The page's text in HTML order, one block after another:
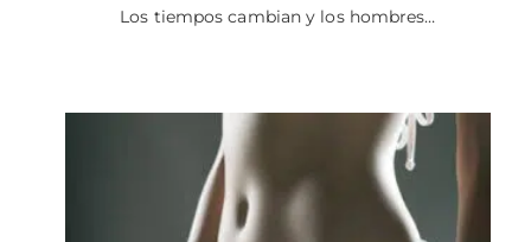
Los tiempos cambian y los hombres…